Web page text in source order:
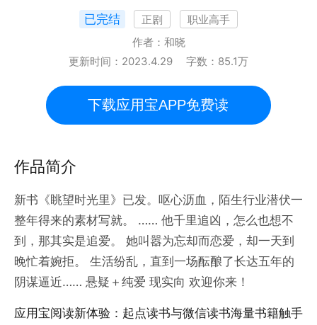
已完结 正剧
职业高手
作者： 和晓
更新时间： 2023.4.29 字数： 85.1万
下载应用宝APP免费读
作品简介
新书《眺望时光里》已发。呕心沥血，陌生行业潜伏一
整年得来的素材写就。 …… 他千里追凶，怎么也想不
到，那其实是追爱。 她叫嚣为忘却而恋爱，却一天到
晚忙着婉拒。 生活纷乱，直到一场酝酿了长达五年的
阴谋逼近…… 悬疑＋纯爱 现实向 欢迎你来！
应用宝阅读新体验：起点读书与微信读书海量书籍触手